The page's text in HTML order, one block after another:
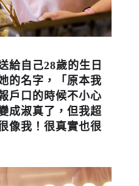
給自己28歲的生日
的名字，「原本我
戶口的時候不小心
成淑真了，但我超
像我！很真實也很